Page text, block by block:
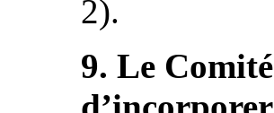
2).
9. Le